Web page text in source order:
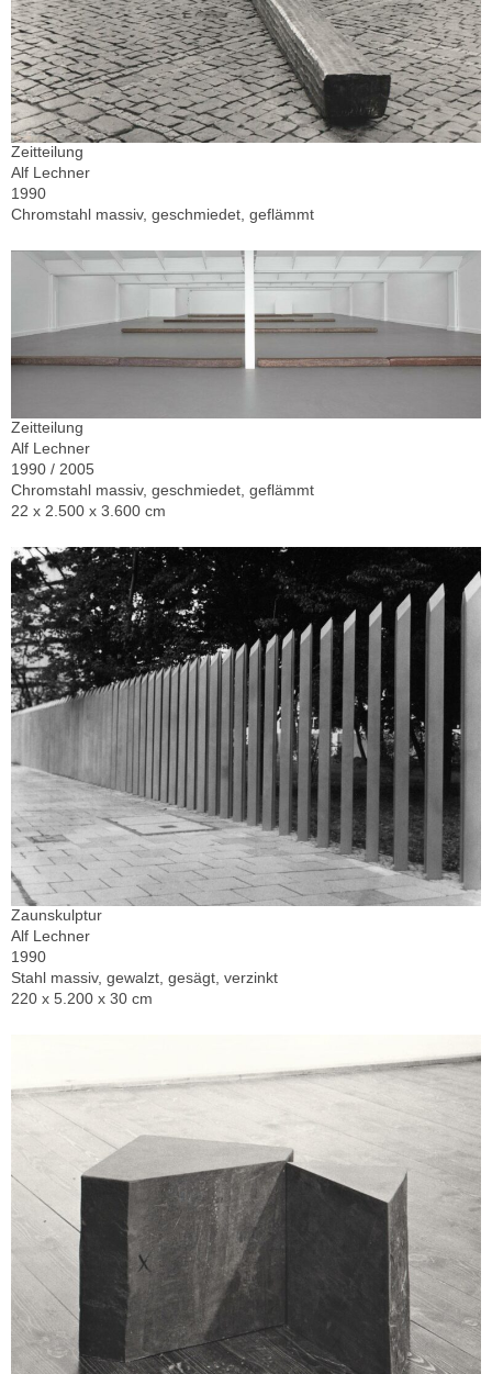
Zeitteilung
Alf Lechner
1990
Chromstahl massiv, geschmiedet, geflämmt
Zeitteilung
Alf Lechner
1990 / 2005
Chromstahl massiv, geschmiedet, geflämmt
22 x 2.500 x 3.600 cm
Zaunskulptur
Alf Lechner
1990
Stahl massiv, gewalzt, gesägt, verzinkt
220 x 5.200 x 30 cm